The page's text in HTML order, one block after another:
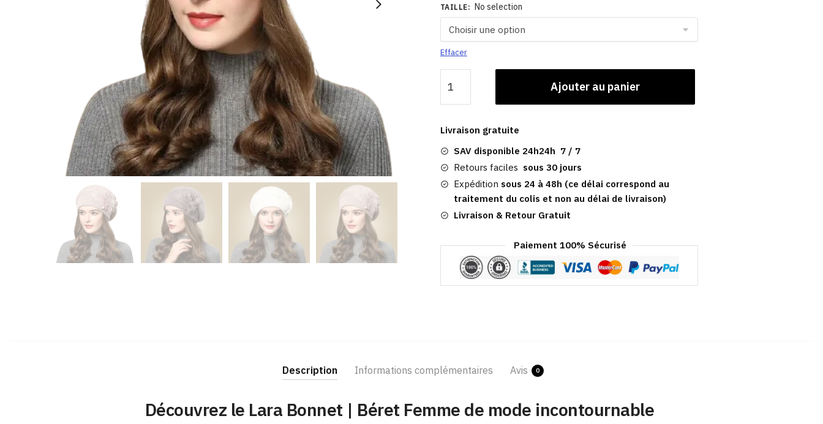
TAILLE: No selection
Effacer
de
Lara
|
Béret
Femme
Ajouter au panier
Livraison gratuite
SAV disponible 24h24h 7 / 7
Retours faciles sous 30 jours
Expédition sous 24 à 48h (ce délai correspond au
traitement du colis et non au délai de livraison)
Livraison & Retour Gratuit
Paiement 100% Sécurisé
Description Informations complémentaires Avis 0
Découvrez le Lara Bonnet | Béret Femme de mode incontournable